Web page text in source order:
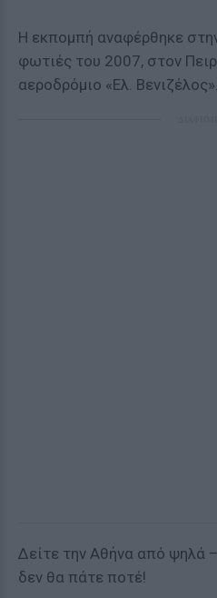
Η εκπομπή αναφέρθηκε
φωτιές του 2007, στον
αεροδρόμιο «Ελ. Βενιζέλος».
Δείτε την Αθήνα από ψηλά
δεν θα πάτε ποτέ!